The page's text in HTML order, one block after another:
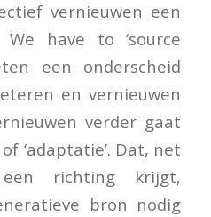
vernieuwen een
have to ‘source
een onderscheid
en vernieuwen
verder gaat
‘adaptatie’. Dat, net
richting krijgt,
bron nodig